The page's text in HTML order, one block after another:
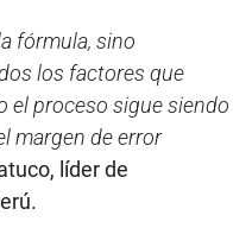
fórmula, sino
los factores que
el proceso sigue siendo
margen de error
líder de